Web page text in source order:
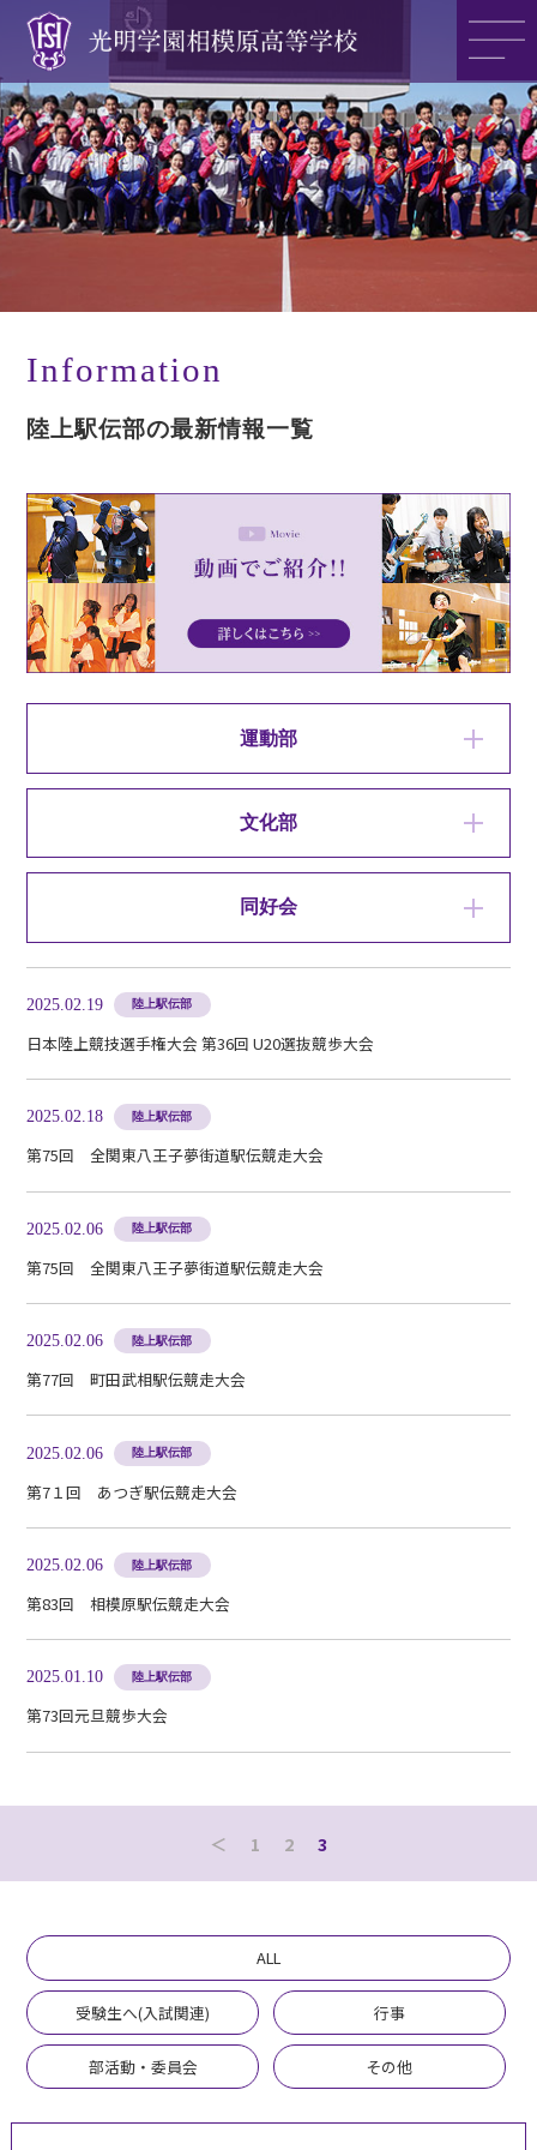
Information
陸上駅伝部の最新情報一覧
運動部
文化部
同好会
2025.02.19 陸上駅伝部
日本陸上競技選手権大会 第36回 U20選抜競歩大会
2025.02.18 陸上駅伝部
第75回 全関東八王子夢街道駅伝競走大会
2025.02.06 陸上駅伝部
第75回 全関東八王子夢街道駅伝競走大会
2025.02.06 陸上駅伝部
第77回 町田武相駅伝競走大会
2025.02.06 陸上駅伝部
第7１回 あつぎ駅伝競走大会
2025.02.06 陸上駅伝部
第83回 相模原駅伝競走大会
2025.01.10 陸上駅伝部
第73回元旦競歩大会
＜ 1 2 3
ALL
受験生へ(入試関連) 行事
部活動・委員会 その他
光明学園の魅力
アクセス>>
その他